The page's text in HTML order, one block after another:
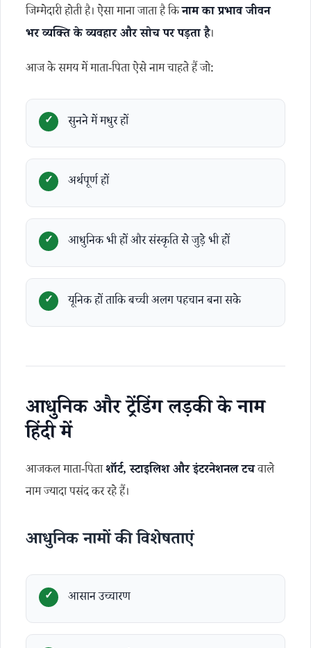
जिम्मेदारी होती है। ऐसा माना जाता है किनाम का प्रभाव जीवन
भर व्यक्ति के व्यवहार और सोच पर पड़ता है।
आज के समय में माता-पिता ऐसे नाम चाहते हैं जो:
सुनने में मधुर हों
अर्थपूर्ण हों
आधुनिक भी हों और संस्कृति से जुड़े भी हों
यूनिक हों ताकि बच्ची अलग पहचान बना सके
आधुनिक और ट्रेंडिंग लड़की के नाम
हिंदी में
आजकल माता-पिताशॉर्ट, स्टाइलिश और इंटरनेशनल टचवाले
नाम ज्यादा पसंद कर रहे हैं।
आधुनिक नामों की विशेषताएं
आसान उच्चारण